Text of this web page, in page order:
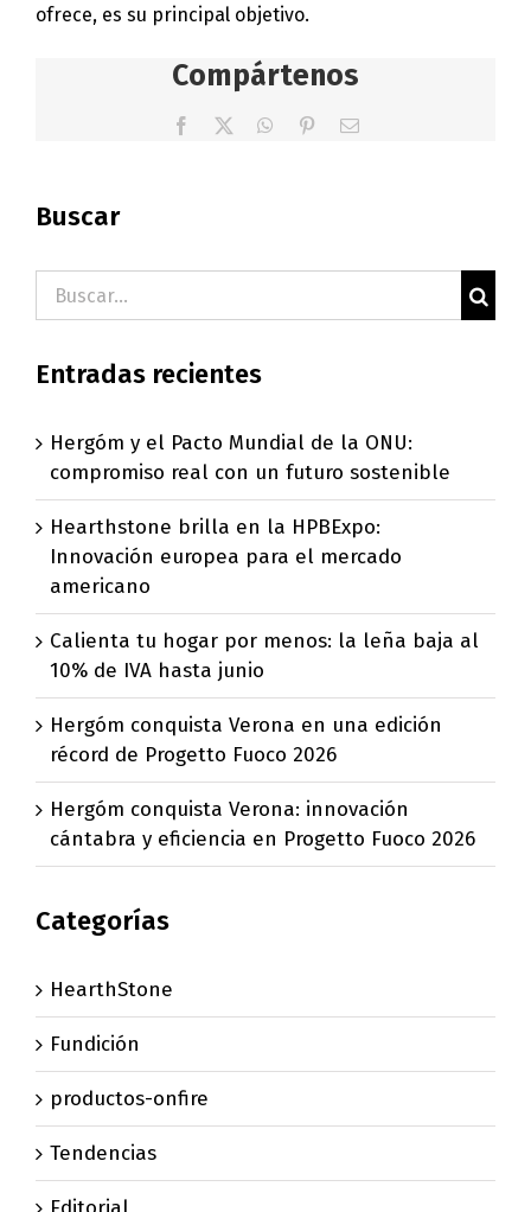
ofrece, es su principal objetivo.
Compártenos
Facebook WhatsApp
PinterestCorreo
Buscar
Buscar:
Entradas recientes
Hergóm y el Pacto Mundial de la ONU:
compromiso real con un futuro sostenible
Hearthstone brilla en la HPBExpo:
Innovación europea para el mercado
americano
Calienta tu hogar por menos: la leña baja al
10% de IVA hasta junio
Hergóm conquista Verona en una edición
récord de Progetto Fuoco 2026
Hergóm conquista Verona: innovación
cántabra y eficiencia en Progetto Fuoco 2026
Categorías
HearthStone
Fundición
productos-onfire
Tendencias